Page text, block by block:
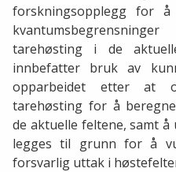
forskningsopplegg for
tarehøsting i de
innbefatter bruk av
opparbeidet etter at
tarehøsting for å
de aktuelle feltene, samt
legges til grunn for å
forsvarlig uttak i